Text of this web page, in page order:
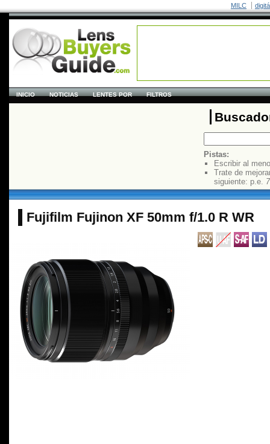
MILC
INICIO NOTICIAS LENTES POR FILTROS
Pistas:
Escribir al
Trate de
siguiente: p.e.
Fujifilm Fujinon XF 50mm f/1.0 R WR